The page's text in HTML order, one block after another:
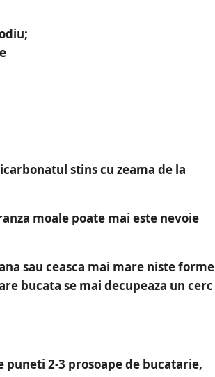
stins cu zeama de la
moale poate mai este nevoie
sau ceasca mai mare niste forme
bucata se mai decupeaza un cerc
puneti 2-3 prosoape de bucatarie,